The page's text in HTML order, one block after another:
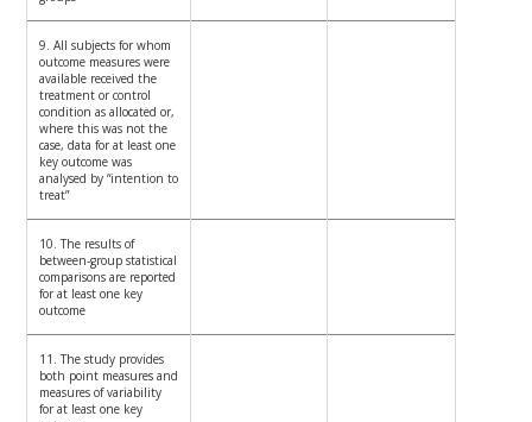
9. All subjects for whom
outcome measures were
available received the
treatment or control
condition as allocated or,
where this was not the
case, data for at least one
key outcome was
analysed by “intention to
treat”
10. The results of
between-group statistical
comparisons are reported
for at least one key
outcome
11. The study provides
both point measures and
measures of variability
for at least one key